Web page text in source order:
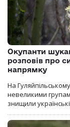
Окупанти
розповів про
напрямку
На
невеликими
знищили українські